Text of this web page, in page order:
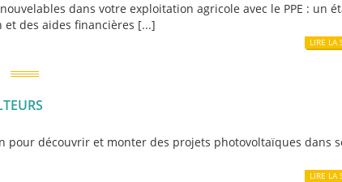
dans votre exploitation agricole avec le PPE : un
des aides financières [...]
LIRE LA
découvrir et monter des projets photovoltaïques dans
LIRE LA